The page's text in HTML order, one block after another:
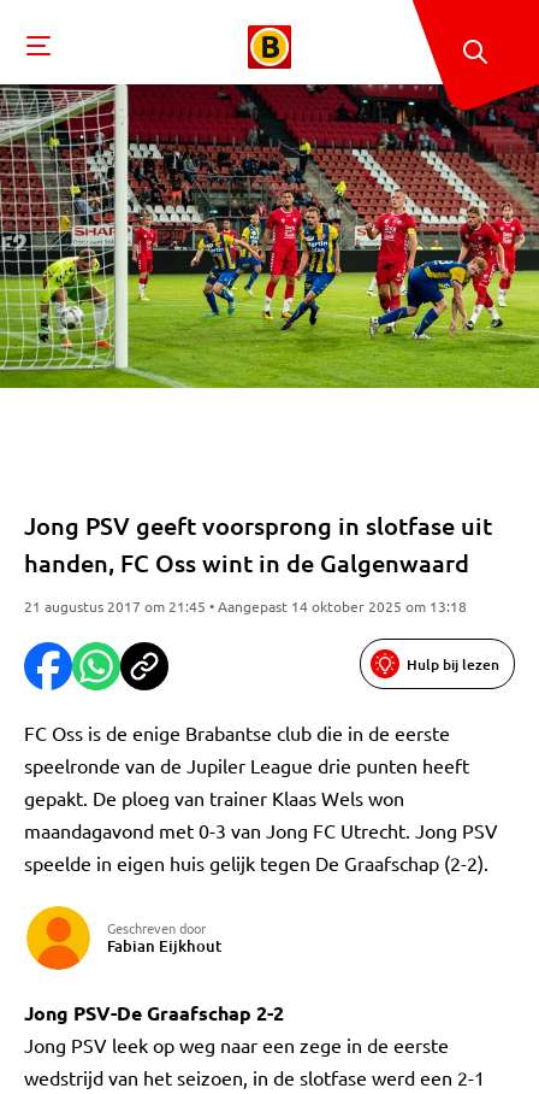
Jong PSV geeft voorsprong in slotfase uit
handen, FC Oss wint in de Galgenwaard
21 augustus 2017 om 21:45 • Aangepast 14 oktober 2025 om 13:18
Hulp bij lezen
FC Oss is de enige Brabantse club die in de eerste
speelronde van de Jupiler League drie punten heeft
gepakt. De ploeg van trainer Klaas Wels won
maandagavond met 0-3 van Jong FC Utrecht. Jong PSV
speelde in eigen huis gelijk tegen De Graafschap (2-2).
Geschreven door
Fabian Eijkhout
Jong PSV-De Graafschap 2-2
Jong PSV leek op weg naar een zege in de eerste
wedstrijd van het seizoen, in de slotfase werd een 2-1